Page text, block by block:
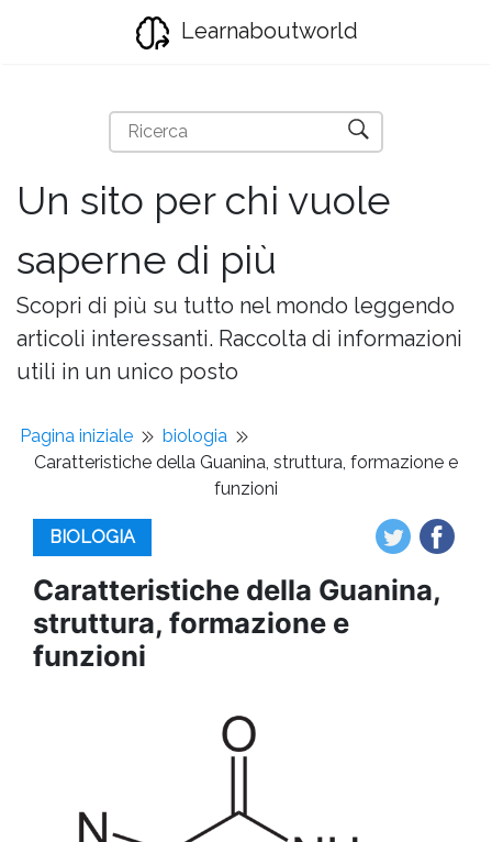
Learnaboutworld
Un sito per chi vuole
saperne di più
Scopri di più su tutto nel mondo leggendo
articoli interessanti. Raccolta di informazioni
utili in un unico posto
Pagina iniziale
biologia
Caratteristiche della Guanina, struttura, formazione e
funzioni
BIOLOGIA
Caratteristiche della Guanina,
struttura, formazione e
funzioni